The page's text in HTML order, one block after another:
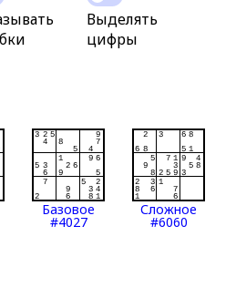
Выделять
цифры
Базовое
#4027
Сложное
#6060